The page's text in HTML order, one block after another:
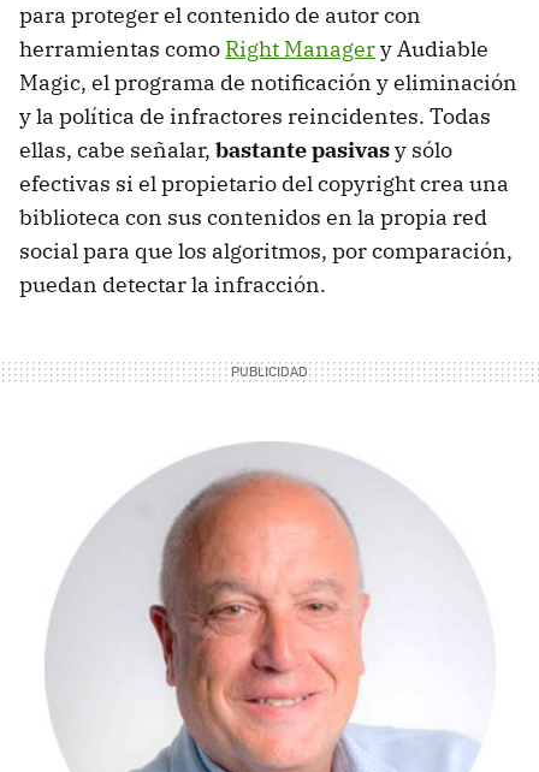
para proteger el contenido de autor con
herramientas como Right Managery Audiable
Magic, el programa de notificación y eliminación
y la política de infractores reincidentes. Todas
ellas, cabe señalar, bastante pasivasy sólo
efectivas si el propietario del copyright crea una
biblioteca con sus contenidos en la propia red
social para que los algoritmos, por comparación,
puedan detectar la infracción.